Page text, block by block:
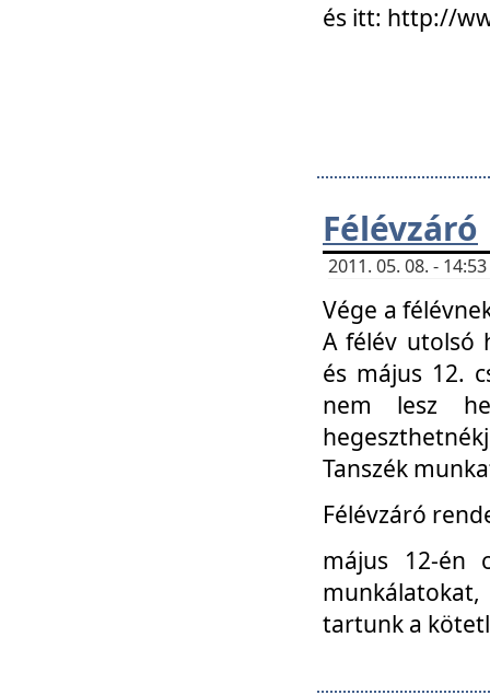
és itt: http://
Félévzáró
2011. 05. 08. -
Vége a
A félév utolsó
és május 12.
nem lesz
Tanszék
Félévzáró
május 12-én
tartunk a